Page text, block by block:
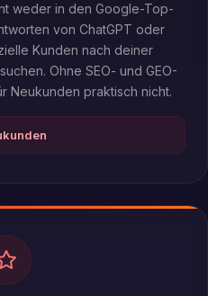
weder in den Google-Top-
von ChatGPT oder
Kunden nach deiner
Ohne SEO- und GEO-
Neukunden praktisch nicht.